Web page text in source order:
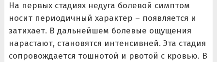
На первых стадиях недуга болевой симптом
носит периодичный характер – появляется и
затихает. В дальнейшем болевые ощущения
нарастают, становятся интенсивней. Эта стадия
сопровождается тошнотой и рвотой с кровью. В